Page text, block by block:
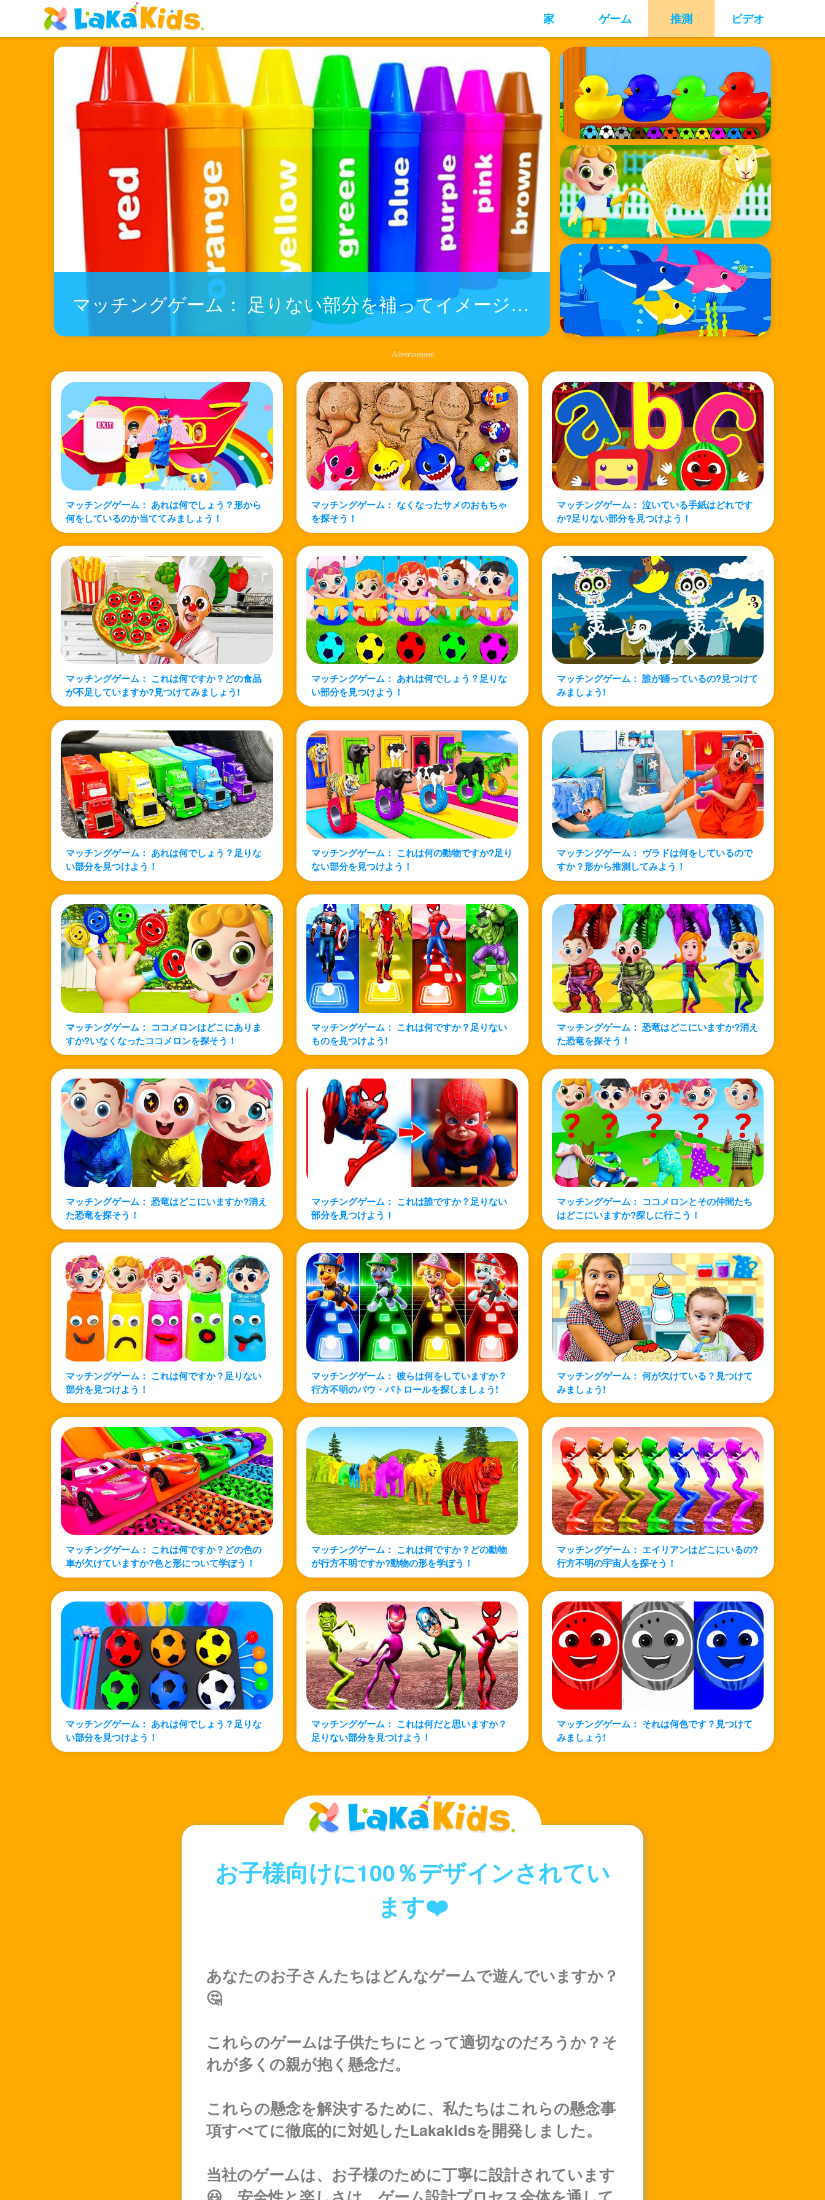
家 ゲーム 推測 ビデオ
マッチングゲーム： 足りない部分を補ってイメージを完成させましょう
Advertisement
マッチングゲーム： あれは何でしょう？形から
何をしているのか当ててみましょう！
マッチングゲーム： なくなったサメのおもちゃ
を探そう！
マッチングゲーム： 泣いている手紙はどれです
か?足りない部分を見つけよう！
マッチングゲーム： これは何ですか？どの食品
が不足していますか?見つけてみましょう!
マッチングゲーム： あれは何でしょう？足りな
い部分を見つけよう！
マッチングゲーム： 誰が踊っているの?見つけて
みましょう!
マッチングゲーム： あれは何でしょう？足りな
い部分を見つけよう！
マッチングゲーム： これは何の動物ですか?足り
ない部分を見つけよう！
マッチングゲーム： ヴラドは何をしているので
すか？形から推測してみよう！
マッチングゲーム： ココメロンはどこにありま
すか?いなくなったココメロンを探そう！
マッチングゲーム： これは何ですか？足りない
ものを見つけよう!
マッチングゲーム： 恐竜はどこにいますか?消え
た恐竜を探そう！
マッチングゲーム： 恐竜はどこにいますか?消え
た恐竜を探そう！
マッチングゲーム： これは誰ですか？足りない
部分を見つけよう！
マッチングゲーム： ココメロンとその仲間たち
はどこにいますか?探しに行こう！
マッチングゲーム： これは何ですか？足りない
部分を見つけよう！
マッチングゲーム： 彼らは何をしていますか？
行方不明のパウ・パトロールを探しましょう!
マッチングゲーム： 何が欠けている？見つけて
みましょう!
マッチングゲーム： これは何ですか？どの色の
車が欠けていますか?色と形について学ぼう！
マッチングゲーム： これは何ですか？どの動物
が行方不明ですか?動物の形を学ぼう！
マッチングゲーム： エイリアンはどこにいるの?
行方不明の宇宙人を探そう！
マッチングゲーム： あれは何でしょう？足りな
い部分を見つけよう！
マッチングゲーム： これは何だと思いますか？
足りない部分を見つけよう！
マッチングゲーム： それは何色です？見つけて
みましょう!
お子様向けに100％デザインされてい
ます❤️
あなたのお子さんたちはどんなゲームで遊んでいますか？
🤔
これらのゲームは子供たちにとって適切なのだろうか？そ
れが多くの親が抱く懸念だ。
これらの懸念を解決するために、私たちはこれらの懸念事
項すべてに徹底的に対処したLakakidsを開発しました。
当社のゲームは、お子様のために丁寧に設計されています